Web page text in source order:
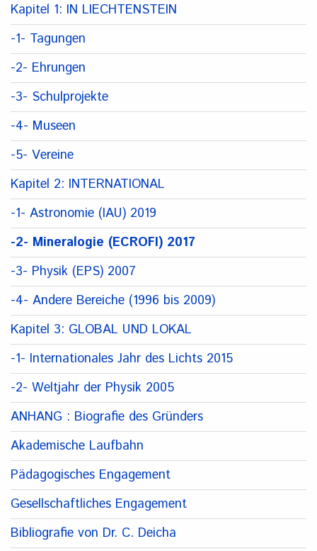
Kapitel 1: IN LIECHTENSTEIN
-1- Tagungen
-2- Ehrungen
-3- Schulprojekte
-4- Museen
-5- Vereine
Kapitel 2: INTERNATIONAL
-1- Astronomie (IAU) 2019
-2- Mineralogie (ECROFI) 2017
-3- Physik (EPS) 2007
-4- Andere Bereiche (1996 bis 2009)
Kapitel 3: GLOBAL UND LOKAL
-1- Internationales Jahr des Lichts 2015
-2- Weltjahr der Physik 2005
ANHANG : Biografie des Gründers
Akademische Laufbahn
Pädagogisches Engagement
Gesellschaftliches Engagement
Bibliografie von Dr. C. Deicha